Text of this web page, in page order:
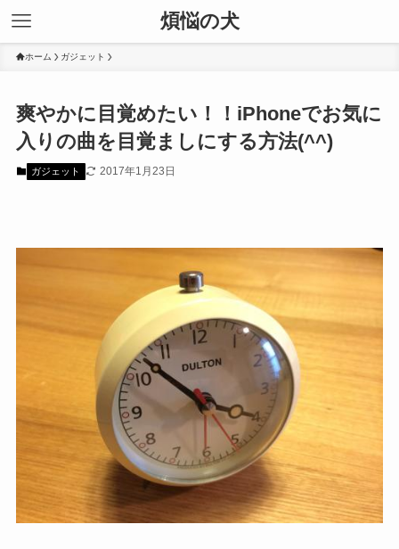
煩悩の犬
ホーム ガジェット
爽やかに目覚めたい！！iPhoneでお気に
入りの曲を目覚ましにする方法(^^)
ガジェット 2017年1月23日